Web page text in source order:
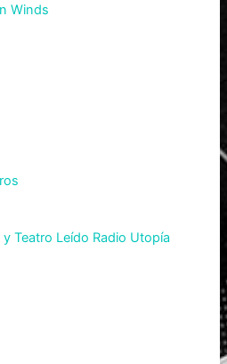
Winds
Teatro Leído Radio Utopía